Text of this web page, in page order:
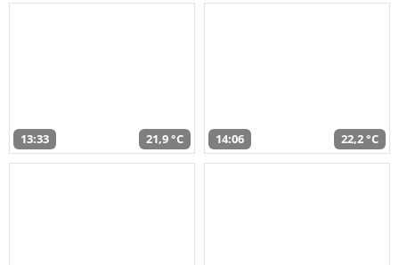
13:33 21,9 °C 14:06 22,2 °C